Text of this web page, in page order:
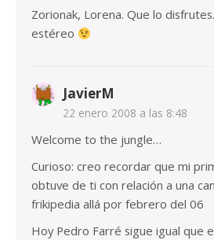
Zorionak, Lorena. Que lo
estéreo
JavierM
22 enero 2008 a las 8:48
Welcome to the jungle…
Curioso: creo recordar que mi
obtuve de ti con relación a una
frikipedia allá por febrero del 06
Hoy Pedro Farré sigue igual que